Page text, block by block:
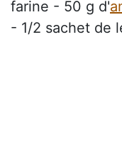
farine - 50 g d'
- 1/2 sachet de